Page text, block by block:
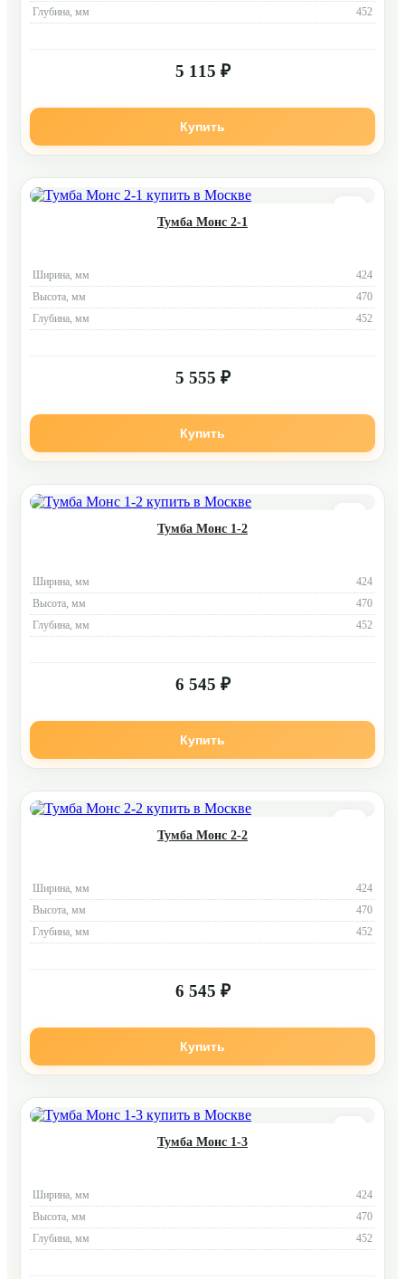
Глубина, мм
452
5 115 ₽
Купить
Тумба Монс 2-1
Ширина, мм
424
Высота, мм
470
Глубина, мм
452
5 555 ₽
Купить
Тумба Монс 1-2
Ширина, мм
424
Высота, мм
470
Глубина, мм
452
6 545 ₽
Купить
Тумба Монс 2-2
Ширина, мм
424
Высота, мм
470
Глубина, мм
452
6 545 ₽
Купить
Тумба Монс 1-3
Ширина, мм
424
Высота, мм
470
Глубина, мм
452